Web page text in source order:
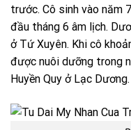
trước. Cô sinh vào năm
đầu tháng 6 âm lịch.
ở Tứ Xuyên. Khi cô
được nuôi dưỡng trong
Huyền Quy ở Lạc Dương.